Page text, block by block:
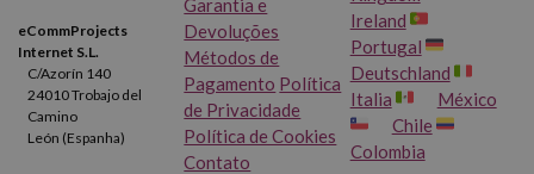
eCommProjects
Internet S.L.
C/Azorín 140
24010 Trobajo del
Camino
León (Espanha)
Garantia e
Devoluções
Métodos de
Pagamento Política
de Privacidade
Política de Cookies
Contato
Ireland
Portugal
Deutschland
Italia
México
Chile
Colombia